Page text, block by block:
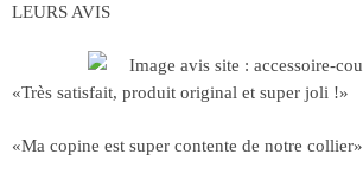
LEURS AVIS
«Très satisfait, produit original et super joli !»
«Ma copine est super contente de notre collier»